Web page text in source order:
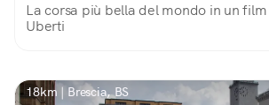
La corsa più bella del mondo in un
Uberti
18km | Brescia, BS